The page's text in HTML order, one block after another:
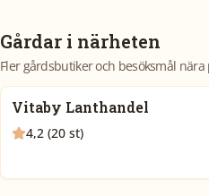
Gårdar i närheten
Fler gårdsbutiker och besöksmål nära
Vitaby Lanthandel
4,2 (20 st)